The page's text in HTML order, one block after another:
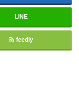
LINE
feedly